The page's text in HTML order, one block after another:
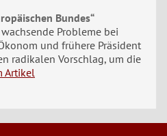
Bundes“
Probleme bei
und frühere Präsident
radikalen Vorschlag, um die
Artikel